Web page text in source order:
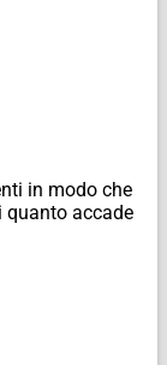
in modo che
quanto accade